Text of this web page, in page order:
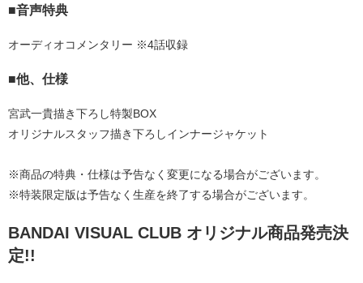
■音声特典
オーディオコメンタリー ※4話収録
■他、仕様
宮武一貴描き下ろし特製BOX
オリジナルスタッフ描き下ろしインナージャケット
※商品の特典・仕様は予告なく変更になる場合がございます。
※特装限定版は予告なく生産を終了する場合がございます。
BANDAI VISUAL CLUB オリジナル商品発売決
定!!